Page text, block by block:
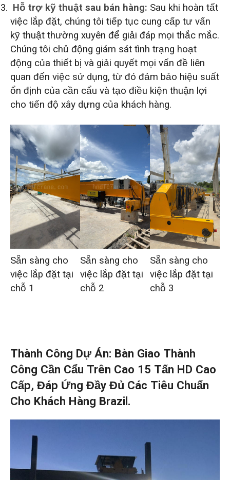
Hỗ trợ kỹ thuật sau bán hàng: Sau khi hoàn tất
việc lắp đặt, chúng tôi tiếp tục cung cấp tư vấn
kỹ thuật thường xuyên để giải đáp mọi thắc mắc.
Chúng tôi chủ động giám sát tình trạng hoạt
động của thiết bị và giải quyết mọi vấn đề liên
quan đến việc sử dụng, từ đó đảm bảo hiệu suất
ổn định của cần cẩu và tạo điều kiện thuận lợi
cho tiến độ xây dựng của khách hàng.
Sẵn sàng cho
việc lắp đặt tại
chỗ 1
Sẵn sàng cho
việc lắp đặt tại
chỗ 2
Sẵn sàng cho
việc lắp đặt tại
chỗ 3
Thành Công Dự Án: Bàn Giao Thành
Công Cần Cẩu Trên Cao 15 Tấn HD Cao
Cấp, Đáp Ứng Đầy Đủ Các Tiêu Chuẩn
Cho Khách Hàng Brazil.